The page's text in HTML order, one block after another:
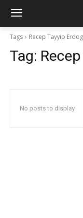
Tags Recep Tayyip
Tag:
No posts to display